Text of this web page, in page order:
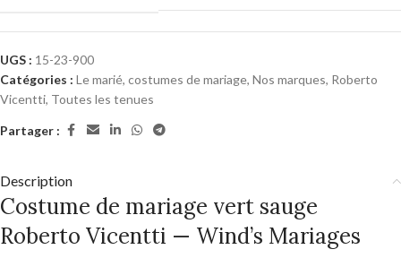
UGS : 15-23-900
Catégories : Le marié, costumes de mariage, Nos marques, Roberto
Vicentti, Toutes les tenues
Partager :
Description
Costume de mariage vert sauge
Roberto Vicentti — Wind’s Mariages